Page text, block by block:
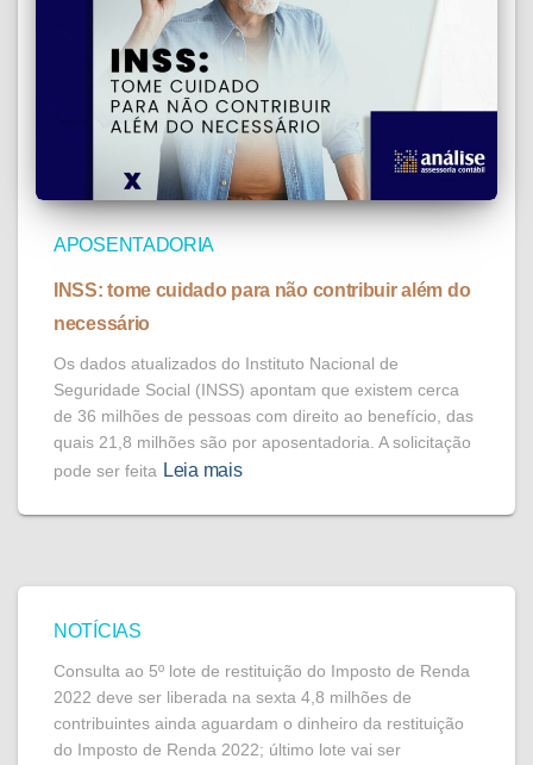
APOSENTADORIA
INSS: tome cuidado para não contribuir além do
necessário
Os dados atualizados do Instituto Nacional de
Seguridade Social (INSS) apontam que existem cerca
de 36 milhões de pessoas com direito ao benefício, das
quais 21,8 milhões são por aposentadoria. A solicitação
pode ser feita Leia mais
NOTÍCIAS
Consulta ao 5º lote de restituição do Imposto de Renda
2022 deve ser liberada na sexta 4,8 milhões de
contribuintes ainda aguardam o dinheiro da restituição
do Imposto de Renda 2022; último lote vai ser